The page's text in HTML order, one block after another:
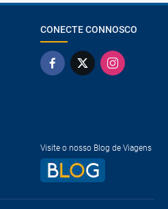
CONECTE CONNOSCO
Visite o nosso Blog de Viagens